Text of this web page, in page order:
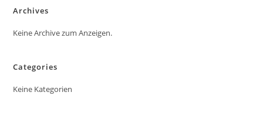
Archives
Keine Archive zum Anzeigen.
Categories
Keine Kategorien